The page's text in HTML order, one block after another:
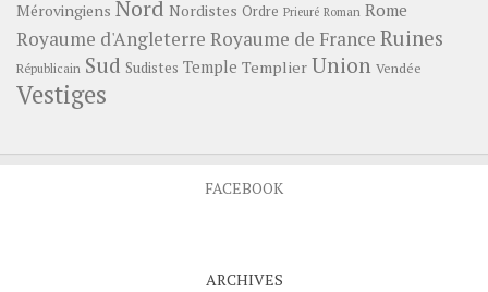
Mérovingiens Nord Nordistes Ordre Prieuré Roman Rome
Royaume d'Angleterre Royaume de France Ruines
Républicain Sud Sudistes Temple Templier Union Vendée
Vestiges
FACEBOOK
ARCHIVES